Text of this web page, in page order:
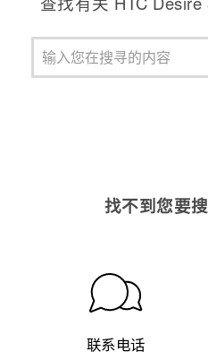
找不到您要
联系电话